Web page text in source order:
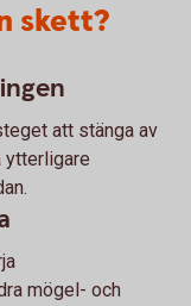
skett?
att stänga av
ytterligare
mögel- och